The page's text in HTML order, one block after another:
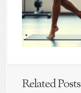
Related Posts